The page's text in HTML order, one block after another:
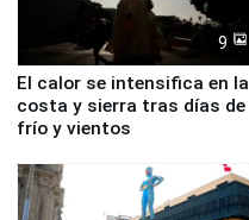
9
El calor se intensifica en la
costa y sierra tras días de
frío y vientos